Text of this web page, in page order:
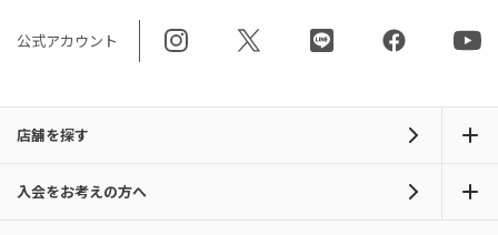
公式アカウント
店舗を探す
入会をお考えの方へ